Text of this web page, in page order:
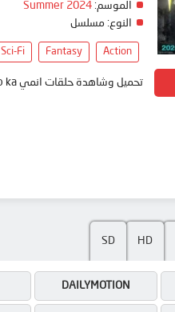
الموسم: Summer 2024
النوع: مسلسل
Action
Fantasy
Sci-Fi
تحميل وشاهدة حلقات انمي Naze Boku no Sekai wo Daremo Oboeteinai no ka? مترجم بعدة جودات على موقع انمي دار - animedar
HD
SD
DAILYMOTION